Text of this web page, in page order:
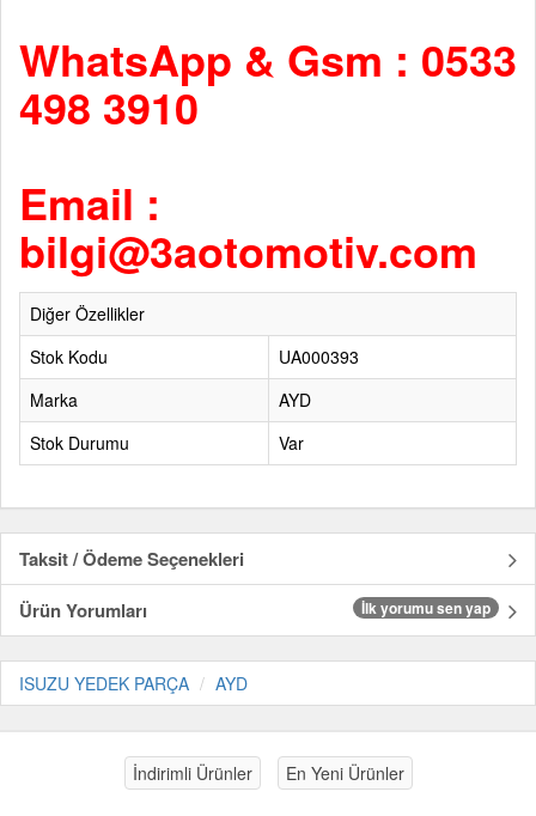
WhatsApp & Gsm : 0533
498 3910
Email :
bilgi@3aotomotiv.com
Diğer Özellikler
Stok Kodu
UA000393
Marka
AYD
Stok Durumu
Var
Taksit / Ödeme Seçenekleri
Ürün Yorumları
İlk yorumu sen yap
ISUZU YEDEK PARÇA AYD
İndirimli Ürünler En Yeni Ürünler